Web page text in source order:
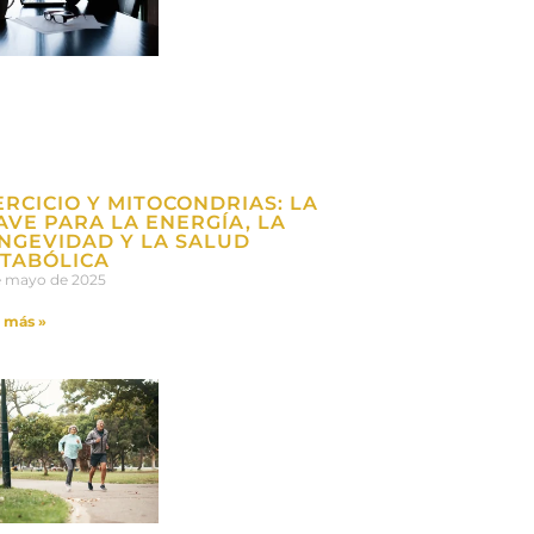
Y MITOCONDRIAS: LA
PARA LA ENERGÍA, LA
Y LA SALUD
mayo de 2025
»